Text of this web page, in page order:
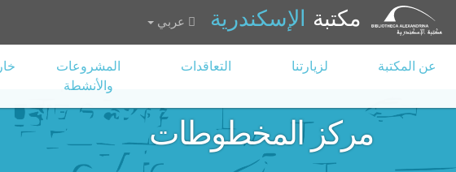
مكتبة الإسكندرية عربي
عن المكتبة لزيارتنا التعاقدات
المشروعات
والأنشطة
مركز المخطوطات